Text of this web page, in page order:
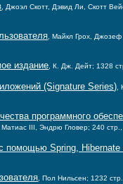
, Джоэл Скотт, Дэвид Ли, Скотт
, Майкл Грох,
издание , К. Дж. Дейт; 1328
(Signature Series)
программного
III, Эндрю Гловер; 240
помощью Spring,
, Пол Нильсен; 1232